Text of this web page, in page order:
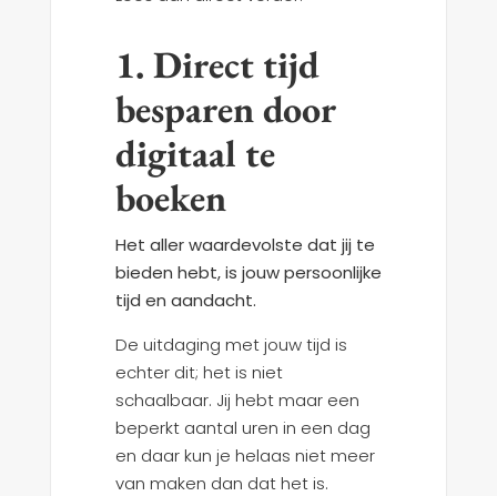
1. Direct tijd
besparen door
digitaal te
boeken
Het aller waardevolste dat jij te
bieden hebt, is jouw persoonlijke
tijd en aandacht.
De uitdaging met jouw tijd is
echter dit; het is niet
schaalbaar. Jij hebt maar een
beperkt aantal uren in een dag
en daar kun je helaas niet meer
van maken dan dat het is.